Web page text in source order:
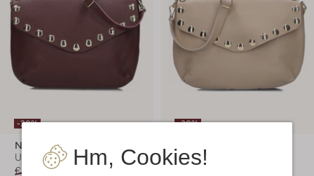
Hm, Cookies!
-30%
Notre-V
Umhängetasche
€ 89,99 € 62,99
-30%
Umhängetasche